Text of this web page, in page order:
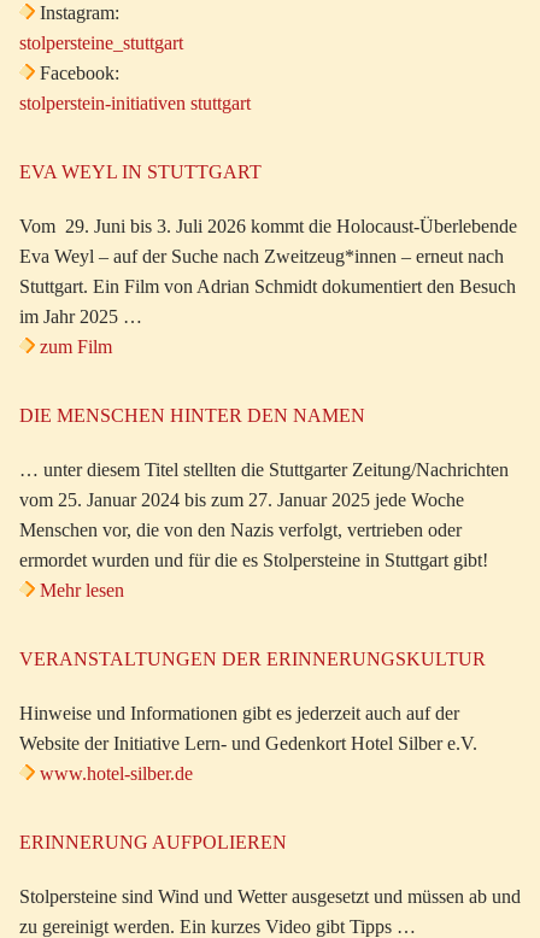
Instagram:
stolpersteine_stuttgart
Facebook:
stolperstein-initiativen stuttgart
EVA WEYL IN STUTTGART
Vom 29. Juni bis 3. Juli 2026 kommt die Holocaust-Überlebende
Eva Weyl – auf der Suche nach Zweitzeug*innen – erneut nach
Stuttgart. Ein Film von Adrian Schmidt dokumentiert den Besuch
im Jahr 2025 …
zum Film
DIE MENSCHEN HINTER DEN NAMEN
… unter diesem Titel stellten die Stuttgarter Zeitung/Nachrichten
vom 25. Januar 2024 bis zum 27. Januar 2025 jede Woche
Menschen vor, die von den Nazis verfolgt, vertrieben oder
ermordet wurden und für die es Stolpersteine in Stuttgart gibt!
Mehr lesen
VERANSTALTUNGEN DER ERINNERUNGSKULTUR
Hinweise und Informationen gibt es jederzeit auch auf der
Website der Initiative Lern- und Gedenkort Hotel Silber e.V.
www.hotel-silber.de
ERINNERUNG AUFPOLIEREN
Stolpersteine sind Wind und Wetter ausgesetzt und müssen ab und
zu gereinigt werden. Ein kurzes Video gibt Tipps …